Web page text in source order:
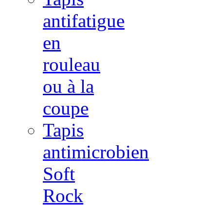
antifatigue
en
rouleau
ou à la
coupe
Tapis
antimicrobien
Soft
Rock